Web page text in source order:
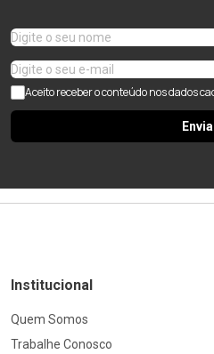
Aceito receber o conteúdo nos dados
Institucional
Quem Somos
Trabalhe Conosco